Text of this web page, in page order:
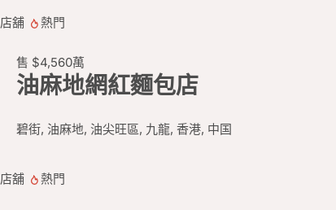
店舖 熱門
售 $4,560萬
油麻地網紅麵包店
碧街, 油麻地, 油尖旺區, 九龍, 香港, 中国
店舖 熱門